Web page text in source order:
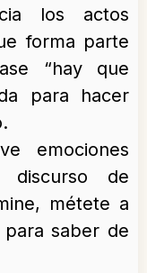
los actos
forma parte
“hay que
para hacer
emociones
discurso de
métete a
para saber de